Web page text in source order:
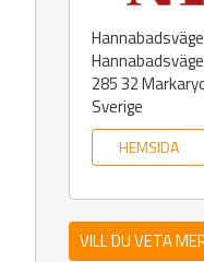
285 32
Sverige
HEMSIDA
VILL DU VETA